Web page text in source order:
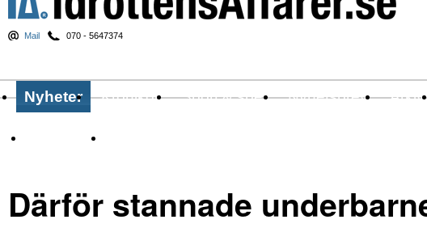
Mail 070 - 5647374
Nyheter Krönikor Sport & spel Nyhetsbrev Arkiv
Därför stannade